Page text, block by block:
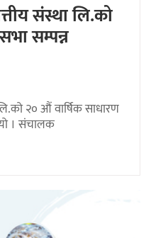
संस्था लि.को
सम्पन्न
२० औं वार्षिक साधारण
। संचालक